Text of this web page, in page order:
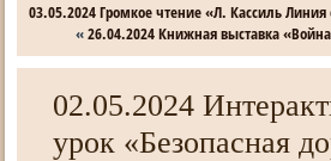
03.05.2024 Громкое чтение «Л. Кассиль Линия
«26.04.2024 Книжная выставка
02.05.2024
урок «Безопасная